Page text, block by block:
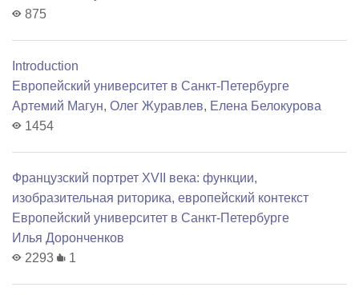
875
Introduction
Европейский университет в Санкт-Петербурге
Артемий Магун, Олег Журавлев, Елена Белокурова
1454
Французский портрет XVII века: функции,
изобразительная риторика, европейский контекст
Европейский университет в Санкт-Петербурге
Илья Доронченков
2293
1